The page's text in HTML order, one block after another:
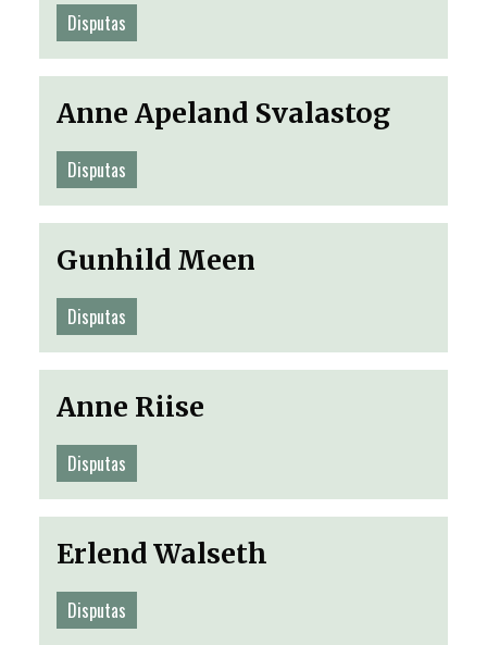
Disputas
Anne Apeland Svalastog
Disputas
Gunhild Meen
Disputas
Anne Riise
Disputas
Erlend Walseth
Disputas